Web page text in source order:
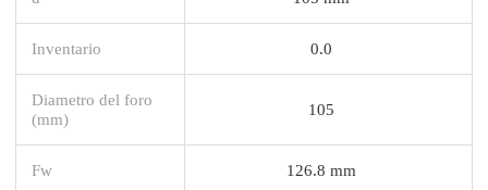
Inventario 0.0
Diametro del foro
(mm)
105
Fw 126.8 mm